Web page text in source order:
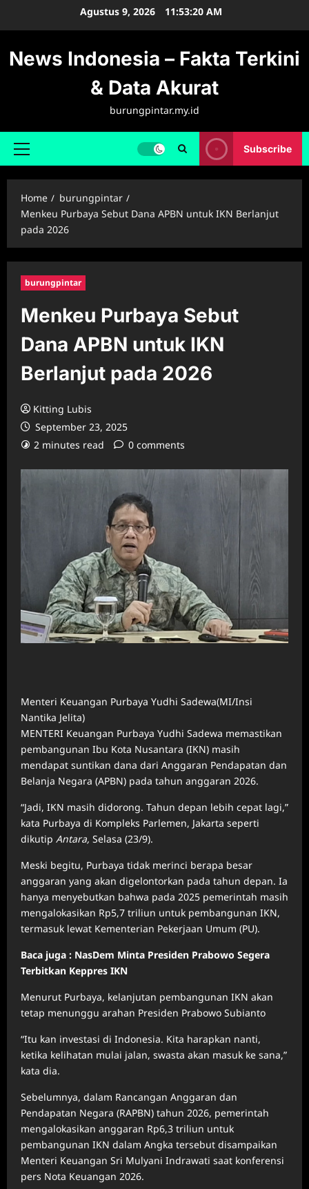
Agustus 9, 2026 11:53:20 AM
News Indonesia – Fakta Terkini
& Data Akurat
burungpintar.my.id
Primary
Subscribe
Home
burungpintar
Menkeu Purbaya Sebut Dana APBN untuk IKN Berlanjut
pada 2026
burungpintar
Menkeu Purbaya Sebut
Dana APBN untuk IKN
Berlanjut pada 2026
Kitting Lubis
September 23, 2025
2 minutes read
0 comments
Menteri Keuangan Purbaya Yudhi Sadewa(MI/Insi
Nantika Jelita)
MENTERI Keuangan Purbaya Yudhi Sadewa memastikan
pembangunan Ibu Kota Nusantara (IKN) masih
mendapat suntikan dana dari Anggaran Pendapatan dan
Belanja Negara (APBN) pada tahun anggaran 2026.
“Jadi, IKN masih didorong. Tahun depan lebih cepat lagi,”
kata Purbaya di Kompleks Parlemen, Jakarta seperti
dikutip Antara, Selasa (23/9).
Meski begitu, Purbaya tidak merinci berapa besar
anggaran yang akan digelontorkan pada tahun depan. Ia
hanya menyebutkan bahwa pada 2025 pemerintah masih
mengalokasikan Rp5,7 triliun untuk pembangunan IKN,
termasuk lewat Kementerian Pekerjaan Umum (PU).
Baca juga : NasDem Minta Presiden Prabowo Segera
Terbitkan Keppres IKN
Menurut Purbaya, kelanjutan pembangunan IKN akan
tetap menunggu arahan Presiden Prabowo Subianto
“Itu kan investasi di Indonesia. Kita harapkan nanti,
ketika kelihatan mulai jalan, swasta akan masuk ke sana,”
kata dia.
Sebelumnya, dalam Rancangan Anggaran dan
Pendapatan Negara (RAPBN) tahun 2026, pemerintah
mengalokasikan anggaran Rp6,3 triliun untuk
pembangunan IKN dalam Angka tersebut disampaikan
Menteri Keuangan Sri Mulyani Indrawati saat konferensi
pers Nota Keuangan 2026.